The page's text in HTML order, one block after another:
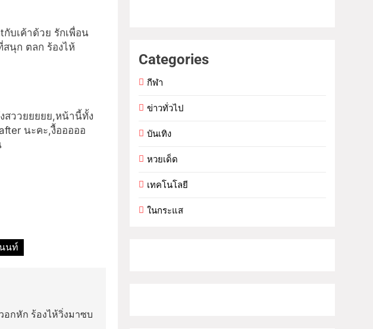
กับเค้าด้วย รักเพื่อน
นุก ตลก ร้องไห้
สววยยยยย,หน้านี้ทั้ง
นะคะ,งื้อออออ
นท์
อกหัก ร้องไห้วิ่งมาซบ
Categories
กีฬา
ข่าวทั่วไป
บันเทิง
หวยเด็ด
เทคโนโลยี
ในกระแส